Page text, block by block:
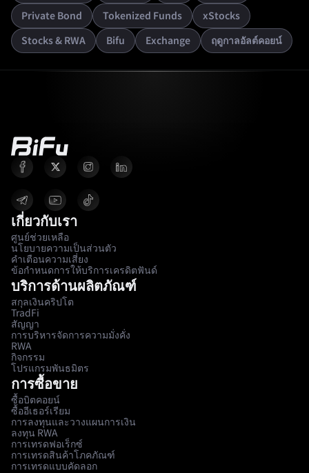
Private Bond Tokenized Funds xStocks
Stocks & RWA Bifu Exchange ฤดูกาลอัลต์คอยน์
เกี่ยวกับเรา
ศูนย์ช่วยเหลือ
นโยบายความเป็นส่วนตัว
คำเตือนความเสี่ยง
ข้อกำหนดการให้บริการเครดิตฟันด์
บริการด้านผลิตภัณฑ์
สกุลเงินคริปโต
TradFi
สัญญา
การบริหารจัดการความมั่งคั่ง
RWA
กิจกรรม
โปรแกรมพันธมิตร
การซื้อขาย
ซื้อบิตคอยน์
ซื้ออีเธอร์เรียม
การลงทุนและวางแผนการเงิน
ลงทุน RWA
การเทรดฟอเร็กซ์
การเทรดสินค้าโภคภัณฑ์
การเทรดแบบคัดลอก